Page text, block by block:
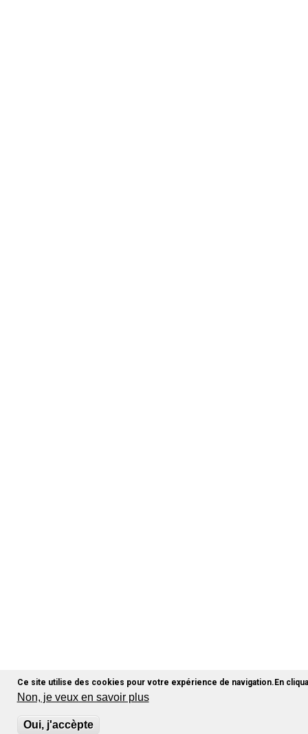
Ce site utilise des cookies pour votre expérience de navigation.En
Non, je veux en savoir plus
Oui, j'accèpte